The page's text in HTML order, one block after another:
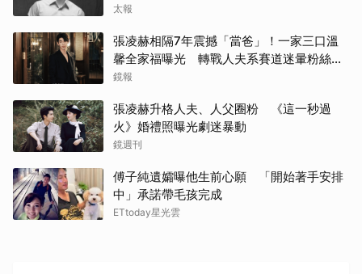
太報
張凌赫相隔7年震撼「當爸」！一家三口溫
馨全家福曝光 轉戰人夫系賽道迷暈粉絲嗨
喊：直接結婚
鏡報
張凌赫升格人夫、人父圈粉 《這一秒過
火》婚禮照曝光劇迷暴動
鏡週刊
傅子純遺孀曝他生前心願 「開始著手安排
中」承諾帶毛孩完成
ETtoday星光雲